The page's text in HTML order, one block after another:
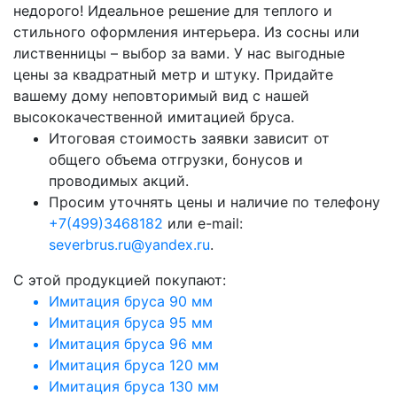
недорого! Идеальное решение для теплого и
стильного оформления интерьера. Из сосны или
лиственницы – выбор за вами. У нас выгодные
цены за квадратный метр и штуку. Придайте
вашему дому неповторимый вид с нашей
высококачественной имитацией бруса.
Итоговая стоимость заявки зависит от
общего объема отгрузки, бонусов и
проводимых акций.
Просим уточнять цены и наличие по телефону
+7(499)3468182 или e-mail:
severbrus.ru@yandex.ru.
C этой продукцией покупают:
Имитация бруса 90 мм
Имитация бруса 95 мм
Имитация бруса 96 мм
Имитация бруса 120 мм
Имитация бруса 130 мм